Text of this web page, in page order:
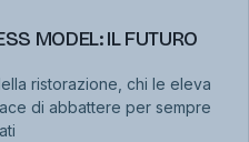
MODEL: IL FUTURO
ristorazione, chi le eleva
di abbattere per sempre